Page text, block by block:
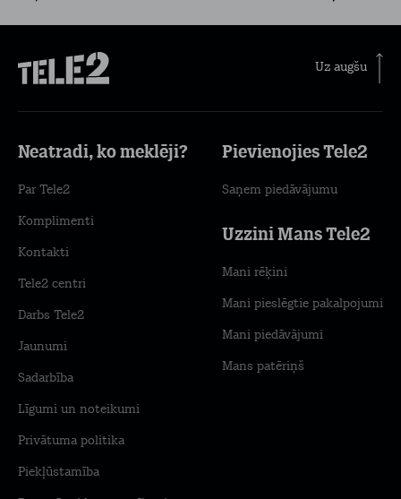
Uz augšu
Neatradi, ko meklēji?
Par Tele2
Komplimenti
Kontakti
Tele2 centri
Darbs Tele2
Jaunumi
Sadarbība
Līgumi un noteikumi
Privātuma politika
Piekļūstamība
Pievienojies Tele2
Saņem piedāvājumu
Uzzini Mans Tele2
Mani rēķini
Mani pieslēgtie pakalpojumi
Mani piedāvājumi
Mans patēriņš